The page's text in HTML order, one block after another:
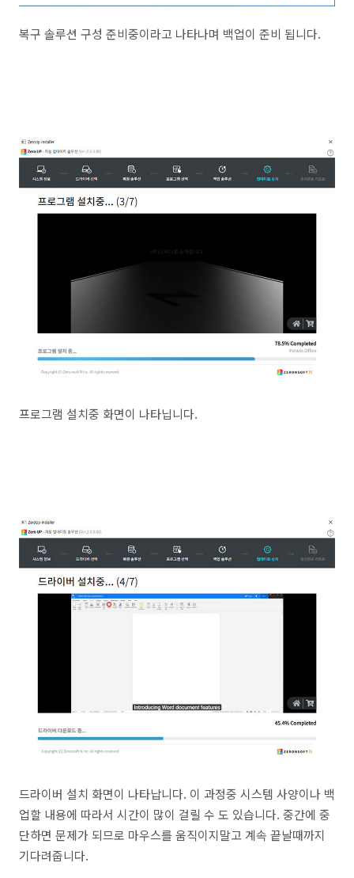
복구 솔루션 구성 준비중이라고 나타나며 백업이 준비 됩니다.
프로그램 설치중 화면이 나타닙니다.
드라이버 설치 화면이 나타납니다. 이 과정중 시스템 사양이나 백
업할 내용에 따라서 시간이 많이 걸릴 수 도 있습니다. 중간에 중
단하면 문제가 되므로 마우스를 움직이지말고 계속 끝날때까지
기다려줍니다.